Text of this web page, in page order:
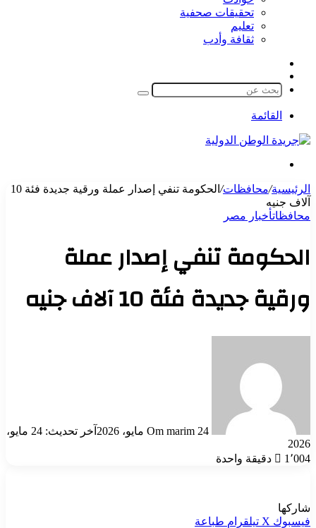
تحقيقات صحفية
تعليم
ثقافة وأدب
المظلم
بحث
القائمة
الرئيسية/محافظات/
الحكومة تنفي إصدار عملة ورقية جديدة فئة 10
آلاف جنيه
محافظاتأخبار مصر
الحكومة تنفي إصدار عملة
ورقية جديدة فئة 10 آلاف جنيه
Om marim 24 مايو، 2026
آخر تحديث: 24 مايو،
2026
1٬004
دقيقة واحدة
شاركها
فيسبوك ‫X تيلقرام طباعة